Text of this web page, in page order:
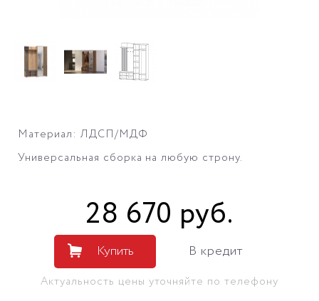
Материал: ЛДСП/МДФ
Универсальная сборка на любую строну.
28 670 руб.
Купить В кредит
Актуальность цены уточняйте по телефону